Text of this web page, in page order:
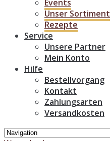
Events
Unser Sortiment
Rezepte
Service
Unsere Partner
Mein Konto
Hilfe
Bestellvorgang
Kontakt
Zahlungsarten
Versandkosten